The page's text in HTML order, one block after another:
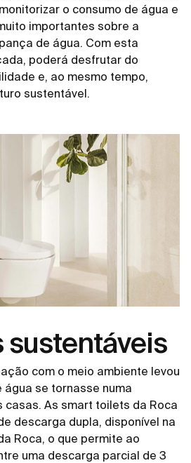
o consumo de água e
importantes sobre a
de água. Com esta
poderá desfrutar do
e, ao mesmo tempo,
sustentável.
sustentáveis
com o meio ambiente levou
água se tornasse numa
casas. As smart toilets da Roca
descarga dupla, disponível na
Roca, o que permite ao
uma descarga parcial de 3